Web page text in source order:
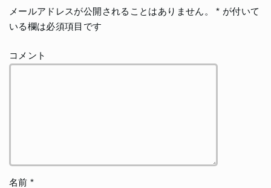
メールアドレスが公開されることはありません。 * が付いて
いる欄は必須項目です
コメント
名前 *